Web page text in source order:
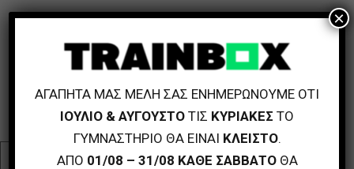
ΑΠΟ 15/07 ΕΩΣ 31/08 ΜΕΙΩΜΕΝΟ
ΩΡΑΡΙΟ ΓΙΑ REFORMER & CROSSFIT
ΑΓΑΠΗΤΑ ΜΑΣ ΜΕΛΗ ΣΑΣ ΕΝΗΜΕΡΩΝΟΥΜΕ ΟΤΙ
ΙΟΥΛΙΟ & ΑΥΓΟΥΣΤΟ ΤΙΣ ΚΥΡΙΑΚΕΣ ΤΟ
ΓΥΜΝΑΣΤΗΡΙΟ ΘΑ ΕΙΝΑΙ ΚΛΕΙΣΤΟ.
ΑΠΟ 01/08 – 31/08 ΚΑΘΕ ΣΑΒΒΑΤΟΘΑ
×